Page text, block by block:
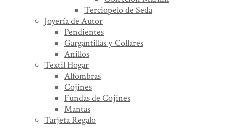
Terciopelo de Seda
Joyería de Autor
Pendientes
Gargantillas y Collares
Anillos
Textil Hogar
Alfombras
Cojines
Fundas de Cojines
Mantas
Tarjeta Regalo